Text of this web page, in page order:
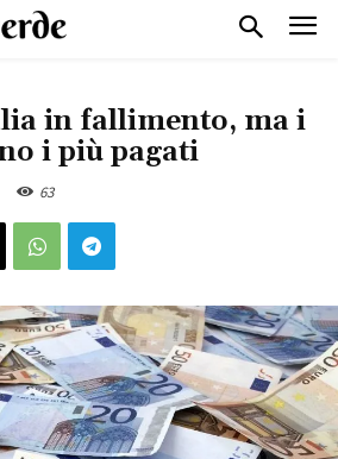
in fallimento, ma i
i più pagati
63